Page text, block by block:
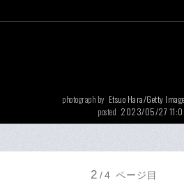
photograph by Etsuo Hara/Getty
posted 2023/05/27
2 /4 ページ目